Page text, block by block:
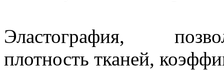
Эластография,
плотность тканей,